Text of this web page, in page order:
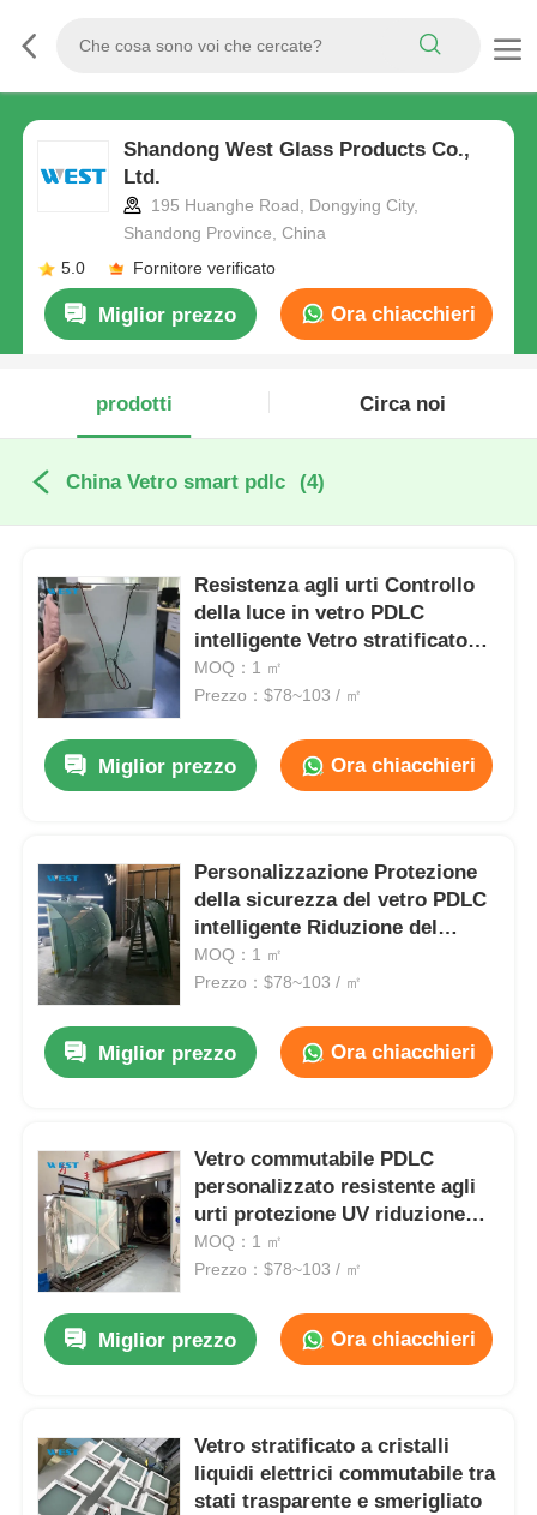
Shandong West Glass Products Co.,
Ltd.
195 Huanghe Road, Dongying City,
Shandong Province, China
5.0
Fornitore verificato
Miglior prezzo Ora chiacchieri
prodotti Circa noi
China Vetro smart pdlc (4)
Resistenza agli urti Controllo
della luce in vetro PDLC
intelligente Vetro stratificato
intelligente ad alta tecnologia
MOQ：1 ㎡
Prezzo：$78~103 / ㎡
Miglior prezzo Ora chiacchieri
Personalizzazione Protezione
della sicurezza del vetro PDLC
intelligente Riduzione del
rumore Vetro laminato a
cristallo liquido
MOQ：1 ㎡
Prezzo：$78~103 / ㎡
Miglior prezzo Ora chiacchieri
Vetro commutabile PDLC
personalizzato resistente agli
urti protezione UV riduzione
del rumore
MOQ：1 ㎡
Prezzo：$78~103 / ㎡
Miglior prezzo Ora chiacchieri
Vetro stratificato a cristalli
liquidi elettrici commutabile tra
stati trasparente e smerigliato